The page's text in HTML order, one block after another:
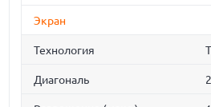
Экран
Технология
Диагональ